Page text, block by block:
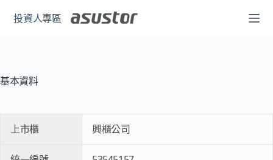
跳
內
投資人專區
基本資料
上市櫃 興櫃公司